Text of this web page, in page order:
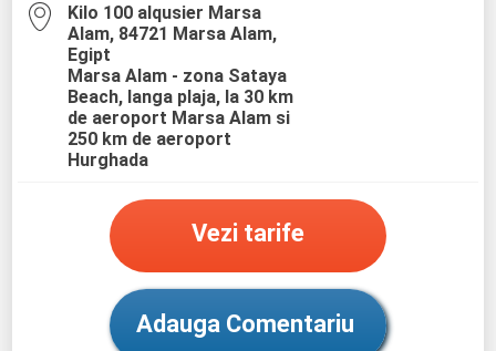
Kilo 100 alqusier Marsa
Alam, 84721 Marsa Alam,
Egipt
Marsa Alam - zona Sataya
Beach, langa plaja, la 30 km
de aeroport Marsa Alam si
250 km de aeroport
Hurghada
Vezi tarife
Adauga Comentariu